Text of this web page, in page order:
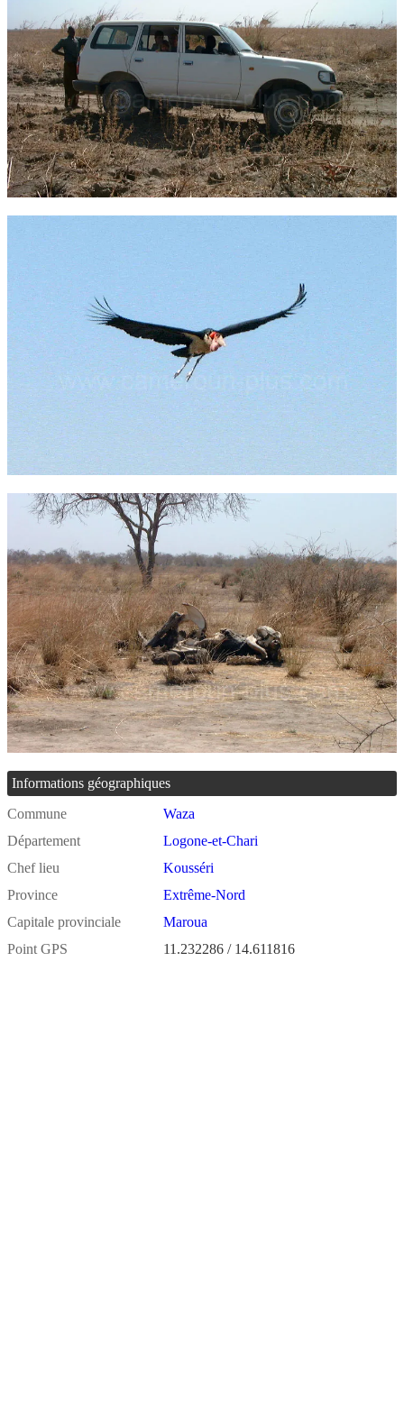
Informations géographiques
Commune
Waza
Département
Logone-et-Chari
Chef lieu
Kousséri
Province
Extrême-Nord
Capitale provinciale
Maroua
Point GPS
11.232286 / 14.611816